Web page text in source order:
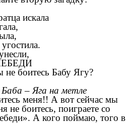
искала
не боитесь Бабу Ягу?
– Яга на метле
меня!! А вот сейчас мы
не боитесь, поиграете со
А кого поймаю, того в